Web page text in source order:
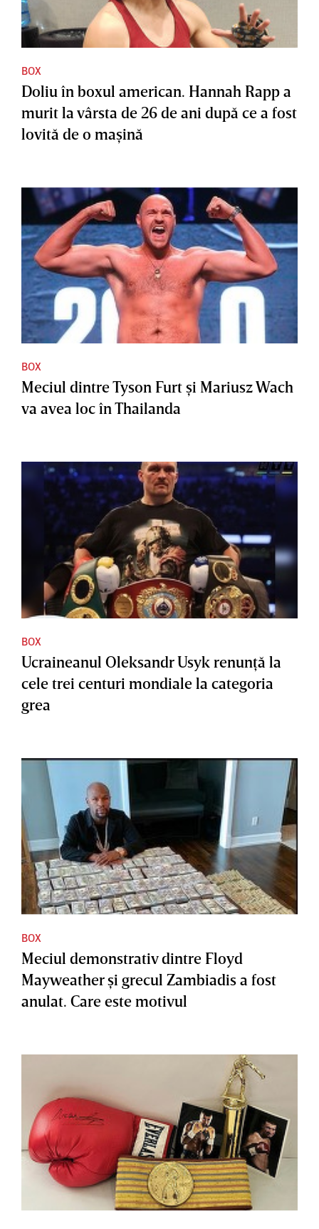
BOX
Doliu în boxul american. Hannah Rapp a
murit la vârsta de 26 de ani după ce a fost
lovită de o maşină
BOX
Meciul dintre Tyson Furt şi Mariusz Wach
va avea loc în Thailanda
BOX
Ucraineanul Oleksandr Usyk renunţă la
cele trei centuri mondiale la categoria
grea
BOX
Meciul demonstrativ dintre Floyd
Mayweather şi grecul Zambiadis a fost
anulat. Care este motivul